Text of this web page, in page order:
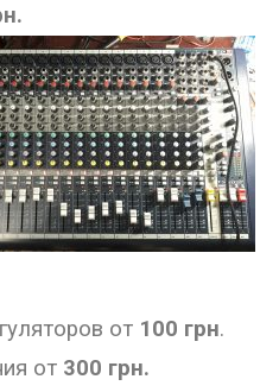
от 100 грн.
от 300 грн.